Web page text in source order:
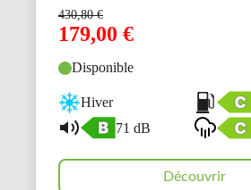
430,80€
179,00 €
Disponible
Hiver
71 dB
Découvrir